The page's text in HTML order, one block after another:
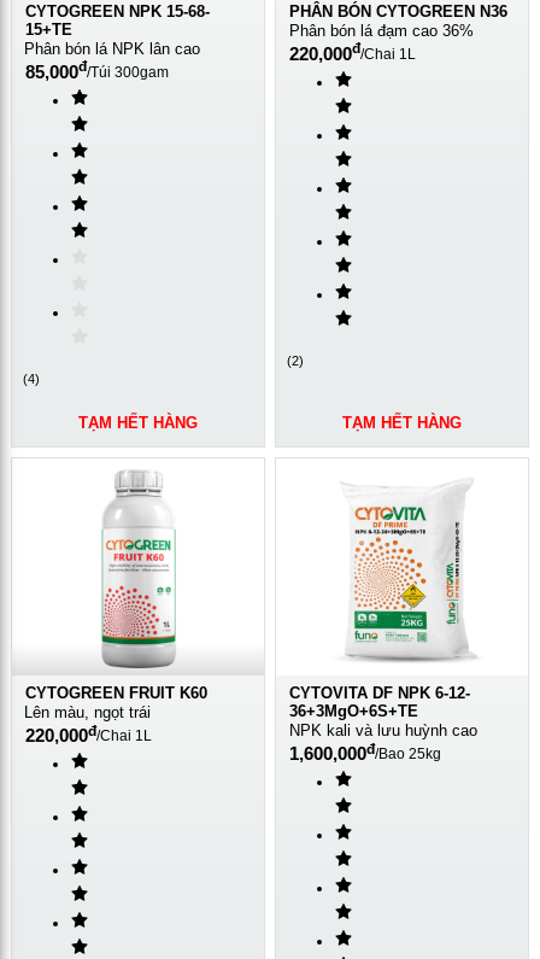
CYTOGREEN NPK 15-68-
15+TE
Phân bón lá NPK lân cao
85,000đ/Túi 300gam
(4)
TẠM HẾT HÀNG
PHÂN BÓN CYTOGREEN N36
Phân bón lá đạm cao 36%
220,000đ/Chai 1L
(2)
TẠM HẾT HÀNG
CYTOGREEN FRUIT K60
Lên màu, ngọt trái
220,000đ/Chai 1L
CYTOVITA DF NPK 6-12-
36+3MgO+6S+TE
NPK kali và lưu huỳnh cao
1,600,000đ/Bao 25kg